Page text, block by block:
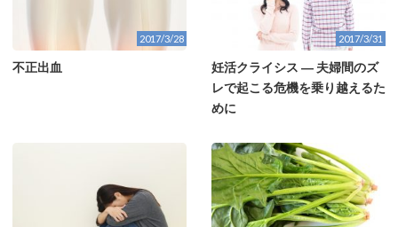
2017/3/28
不正出血
2017/3/31
妊活クライシス ― 夫婦間のズ
レで起こる危機を乗り越えるた
めに